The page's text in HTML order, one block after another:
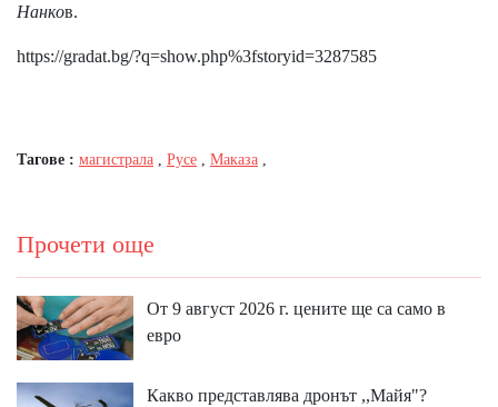
Haнĸoв.
https://gradat.bg/?q=show.php%3fstoryid=3287585
Тагове : магистрала Русе Маказа
Прочети още
От 9 август 2026 г. цените ще са само в
евро
Какво представлява дронът ,,Майя"?